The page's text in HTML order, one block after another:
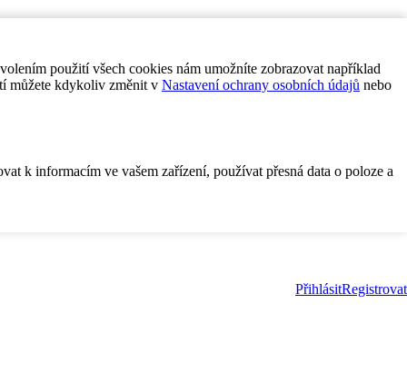
použití všech cookies nám umožníte zobrazovat například
můžete kdykoliv změnit v Nastavení ochrany osobních údajů nebo
k informacím ve vašem zařízení, používat přesná data o poloze a
PřihlásitRegistrovat